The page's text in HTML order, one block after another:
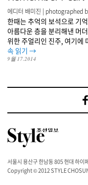
에디터 배미진 | photographed
한때는 추억의 보석으로 기
아름다운 층을 분리해낸 머
위한 주얼리인 진주, 여기에
속 읽기 →
9월 17.2014
서울시 용산구 한남동 805 현대 하
Copyright © 2012 STYLE